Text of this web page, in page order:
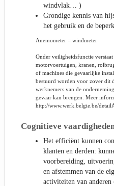
windvlak… )
Grondige kennis van
het gebruik en de
Anemometer = windmeter
Onder veiligheidsfunctie
motorvoertuigen, kranen,
of machines die gevaarlijke
bestuurd worden voor zover dit
werknemers van de
gevaar kan brengen. Meer
http://www.werk.belgie.be/
Cognitieve
Het efficiënt kunnen
klanten en derden:
voorbereiding,
en afstemmen van de
activiteiten van anderen